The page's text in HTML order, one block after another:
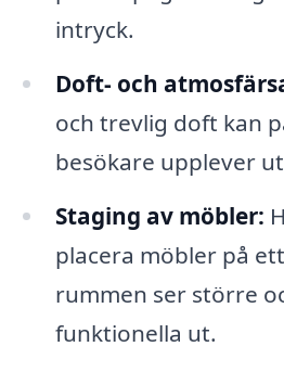
intryck.
Doft- och
och trevlig doft kan
besökare upplever
Staging av möbler:
placera möbler på
rummen ser större
funktionella ut.